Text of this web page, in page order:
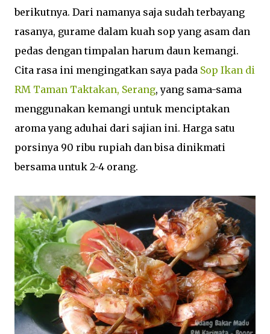
berikutnya. Dari namanya saja sudah terbayang
rasanya, gurame dalam kuah sop yang asam dan
pedas dengan timpalan harum daun kemangi.
Cita rasa ini mengingatkan saya pada Sop Ikan di
RM Taman Taktakan, Serang, yang sama-sama
menggunakan kemangi untuk menciptakan
aroma yang aduhai dari sajian ini. Harga satu
porsinya 90 ribu rupiah dan bisa dinikmati
bersama untuk 2-4 orang.